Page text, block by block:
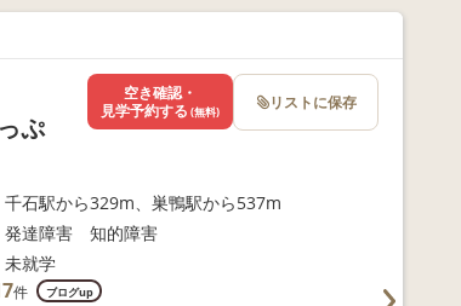
ぷ
千石駅から329m、巣鴨駅から537m
発達障害 知的障害
未就学
件 ブログup
空き確認・
見学予約する (無料) リストに保存